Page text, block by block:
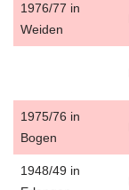
1976/77 in
Weiden
1975/76 in
Bogen
1948/49 in